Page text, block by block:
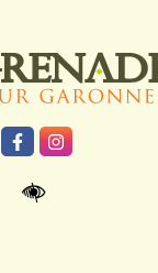
Lien vers le
Lien vers le